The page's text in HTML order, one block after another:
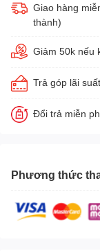
Giao hàng
thành)
Giảm 50k nếu
Trả góp lãi
Đổi trả miễn
Phương thức